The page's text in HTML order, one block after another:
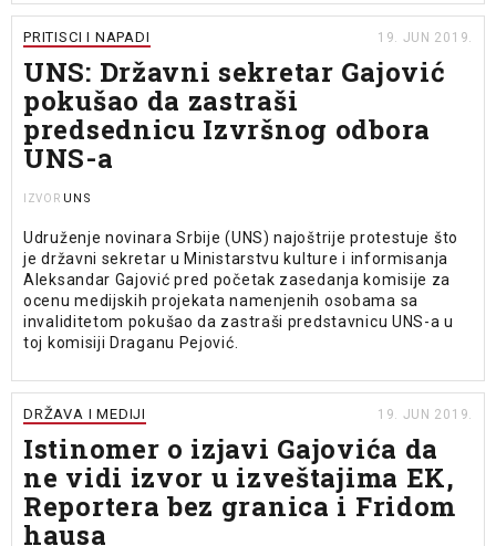
PRITISCI I NAPADI 19. JUN 2019.
UNS: Državni sekretar Gajović
pokušao da zastraši
predsednicu Izvršnog odbora
UNS-a
IZVOR UNS
Udruženje novinara Srbije (UNS) najoštrije protestuje što
je državni sekretar u Ministarstvu kulture i informisanja
Aleksandar Gajović pred početak zasedanja komisije za
ocenu medijskih projekata namenjenih osobama sa
invaliditetom pokušao da zastraši predstavnicu UNS-a u
toj komisiji Draganu Pejović.
DRŽAVA I MEDIJI 19. JUN 2019.
Istinomer o izjavi Gajovića da
ne vidi izvor u izveštajima EK,
Reportera bez granica i Fridom
hausa